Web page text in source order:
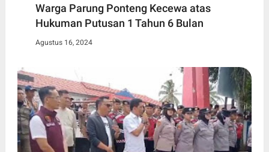
Warga Parung Ponteng Kecewa atas
Hukuman Putusan 1 Tahun 6 Bulan
Agustus 16, 2024